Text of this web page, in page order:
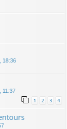
18:36
11:37
1 2 3 4